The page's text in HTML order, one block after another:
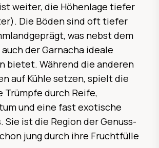
weiter, die Höhenlage tiefer
Die Böden sind oft tiefer
was nebst dem
der Garnacha ideale
bietet. Während die anderen
auf Kühle setzen, spielt die
Trümpfe durch Reife,
und eine fast exotische
Sie ist die Region der Genuss-
jung durch ihre Fruchtfülle